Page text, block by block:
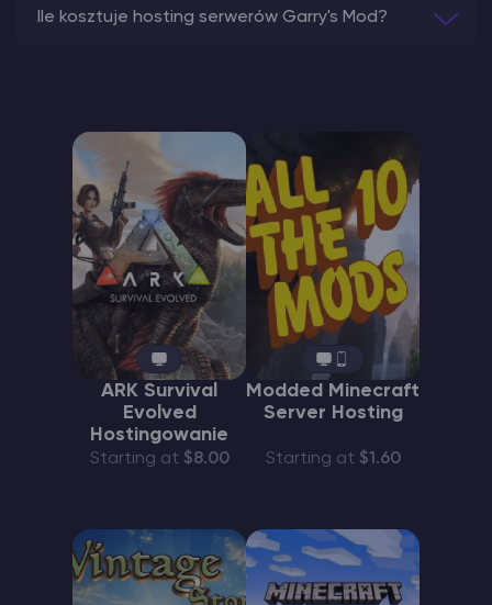
Ile kosztuje hosting serwerów Garry's Mod?
ARK Survival
Evolved
Hostingowanie
Starting at $8.00
Modded Minecraft
Server Hosting
Starting at $1.60